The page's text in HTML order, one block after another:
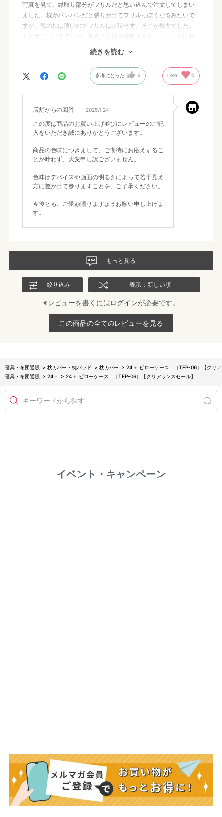
写真を見て、縁取り部分がフリルだと思い込んで注文してしまい
ました。枕がパンパンだと張りが出てフリルっぽくなるみたいで
すが、私の枕は薄いのでフリルは出現せず、そこが残念でした。
あと色についてですが、写真と実物を比較すると、クリームは写
グレー色でした。白に近いグレーを想像していたので、写真はか
なり色が飛んでいると思いました。オンラインで色を確認するの
はやはり難しいですね。
思っています。
続きを読む
参考になった 5 Like! 0
店舗からの回答 2025.1.24
この度は商品のお買い上げ並びにレビューのご記
入をいただき誠にありがとうございます。
商品の色味につきまして、ご期待にお応えするこ
とが叶わず、大変申し訳ございません。
色味はデバイスや画面の明るさによって若干見え
方に差が出て参りますことを、ご了承ください。
今後とも、ご愛顧賜りますようお願い申し上げま
す。
もっと見る
絞り込み 表示：新しい順
※レビューを書くにはログインが必要です。
この商品の全てのレビューを見る
寝具・布団通販 > 枕カバー・枕パッド > 枕カバー > 24＋ ピローケース ［TFP-06］【クリア
寝具・布団通販 > 24＋ > 24＋ ピローケース ［TFP-06］【クリアランスセール】
キーワードから探す
イベント・キャンペーン